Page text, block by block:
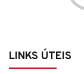
LINKS ÚTEIS